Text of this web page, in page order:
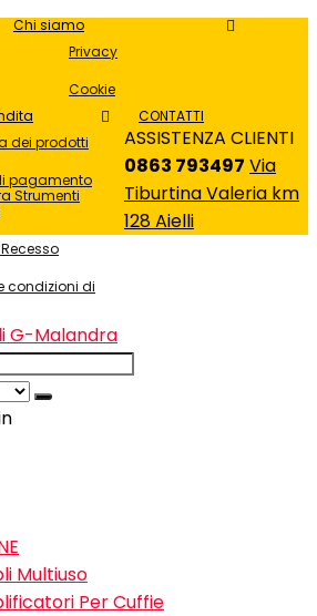
Chi siamo
Privacy
Cookie
dei prodotti
pagamento
Strumenti
condizioni di
CONTATTI
ASSISTENZA CLIENTI
0863 793497 Via
Tiburtina Valeria km
128 Aielli
Multiuso
Per Cuffie